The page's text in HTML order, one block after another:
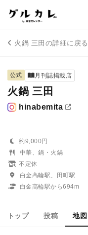
火鍋 三田の詳細に戻る
公式 月刊誌掲載店
火鍋 三田
hinabemita
約9,000円
中華、鍋・火鍋
不定休
白金高輪駅、田町駅
白金高輪駅から694m
トップ 投稿 地図